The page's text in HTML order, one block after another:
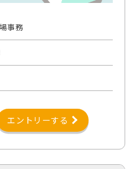
事務
エントリーする